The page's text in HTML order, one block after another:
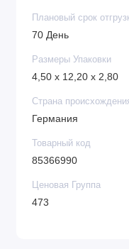
Плановый срок
70 День
Размеры Упаковки
4,50 x 12,20 x 2,80
Страна
Германия
Товарный код
85366990
Ценовая Группа
473